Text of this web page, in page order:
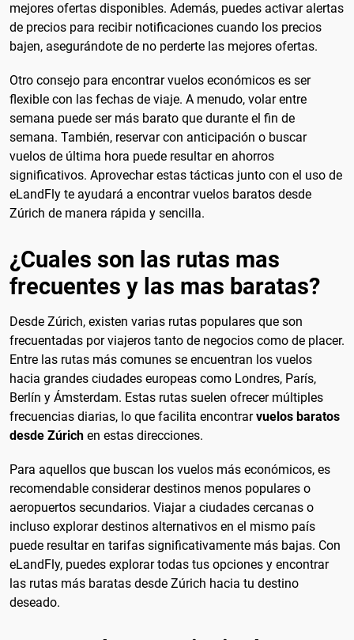
mejores ofertas disponibles. Además, puedes activar alertas
de precios para recibir notificaciones cuando los precios
bajen, asegurándote de no perderte las mejores ofertas.
Otro consejo para encontrar vuelos económicos es ser
flexible con las fechas de viaje. A menudo, volar entre
semana puede ser más barato que durante el fin de
semana. También, reservar con anticipación o buscar
vuelos de última hora puede resultar en ahorros
significativos. Aprovechar estas tácticas junto con el uso de
eLandFly te ayudará a encontrar vuelos baratos desde
Zúrich de manera rápida y sencilla.
¿Cuales son las rutas mas
frecuentes y las mas baratas?
Desde Zúrich, existen varias rutas populares que son
frecuentadas por viajeros tanto de negocios como de placer.
Entre las rutas más comunes se encuentran los vuelos
hacia grandes ciudades europeas como Londres, París,
Berlín y Ámsterdam. Estas rutas suelen ofrecer múltiples
frecuencias diarias, lo que facilita encontrarvuelos baratos
desde Zúrich en estas direcciones.
Para aquellos que buscan los vuelos más económicos, es
recomendable considerar destinos menos populares o
aeropuertos secundarios. Viajar a ciudades cercanas o
incluso explorar destinos alternativos en el mismo país
puede resultar en tarifas significativamente más bajas. Con
eLandFly, puedes explorar todas tus opciones y encontrar
las rutas más baratas desde Zúrich hacia tu destino
deseado.